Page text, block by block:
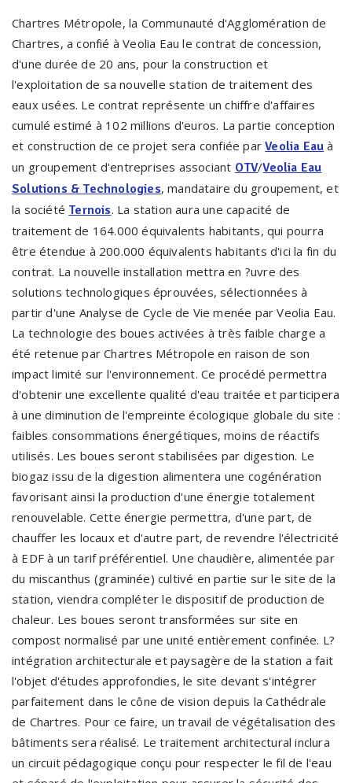
Chartres Métropole, la Communauté d'Agglomération de
Chartres, a confié à Veolia Eau le contrat de concession,
d'une durée de 20 ans, pour la construction et
l'exploitation de sa nouvelle station de traitement des
eaux usées. Le contrat représente un chiffre d'affaires
cumulé estimé à 102 millions d'euros. La partie conception
et construction de ce projet sera confiée parVeolia Eau à
un groupement d'entreprises associant OTV/Veolia Eau
Solutions & Technologies, mandataire du groupement, et
la société Ternois. La station aura une capacité de
traitement de 164.000 équivalents habitants, qui pourra
être étendue à 200.000 équivalents habitants d'ici la fin du
contrat. La nouvelle installation mettra en ?uvre des
solutions technologiques éprouvées, sélectionnées à
partir d'une Analyse de Cycle de Vie menée par Veolia Eau.
La technologie des boues activées à très faible charge a
été retenue par Chartres Métropole en raison de son
impact limité sur l'environnement. Ce procédé permettra
d'obtenir une excellente qualité d'eau traitée et participera
à une diminution de l'empreinte écologique globale du site :
faibles consommations énergétiques, moins de réactifs
utilisés. Les boues seront stabilisées par digestion. Le
biogaz issu de la digestion alimentera une cogénération
favorisant ainsi la production d'une énergie totalement
renouvelable. Cette énergie permettra, d'une part, de
chauffer les locaux et d'autre part, de revendre l'électricité
à EDF à un tarif préférentiel. Une chaudière, alimentée par
du miscanthus (graminée) cultivé en partie sur le site de la
station, viendra compléter le dispositif de production de
chaleur. Les boues seront transformées sur site en
compost normalisé par une unité entièrement confinée. L?
intégration architecturale et paysagère de la station a fait
l'objet d'études approfondies, le site devant s'intégrer
parfaitement dans le cône de vision depuis la Cathédrale
de Chartres. Pour ce faire, un travail de végétalisation des
bâtiments sera réalisé. Le traitement architectural inclura
un circuit pédagogique conçu pour respecter le fil de l'eau